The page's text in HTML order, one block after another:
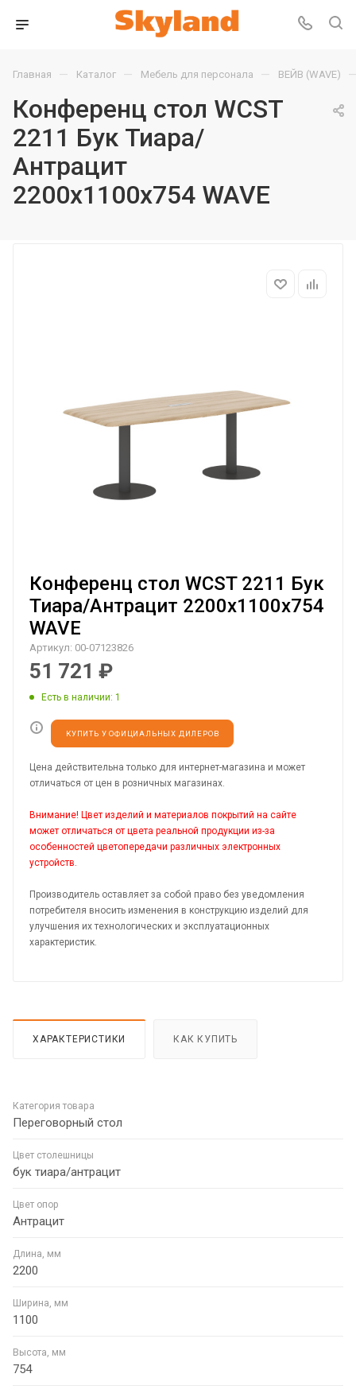
Главная — Каталог — Мебель для персонала — ВЕЙВ (WAVE)
Конференц стол WCST
2211 Бук Тиара/
Антрацит
2200х1100х754 WAVE
Конференц стол WCST 2211 Бук
Тиара/Антрацит 2200х1100х754
WAVE
Артикул: 00-07123826
51 721 ₽
Есть в наличии: 1
КУПИТЬ У ОФИЦИАЛЬНЫХ ДИЛЕРОВ
Цена действительна только для интернет-магазина и может
отличаться от цен в розничных магазинах.
Внимание! Цвет изделий и материалов покрытий на сайте
может отличаться от цвета реальной продукции из-за
особенностей цветопередачи различных электронных
устройств.
Производитель оставляет за собой право без уведомления
потребителя вносить изменения в конструкцию изделий для
улучшения их технологических и эксплуатационных
характеристик.
ХАРАКТЕРИСТИКИ КАК КУПИТЬ
Категория товара
Переговорный стол
Цвет столешницы
бук тиара/антрацит
Цвет опор
Антрацит
Длина, мм
2200
Ширина, мм
1100
Высота, мм
754